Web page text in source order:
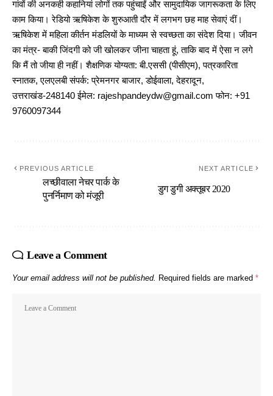
गांवों की अनकही कहानियां लोगों तक पहुंचाईं और सामुदायिक जागरूकता के लिए
काम किया। रेडियो ऋषिकेश के शुरुआती दौर में लगभग छह माह सेवाएं दीं।
ऋषिकेश में महिला कीर्तन मंडलियों के माध्यम से स्वच्छता का संदेश दिया। जीवन
का मंत्र- बाकी जिंदगी को जी खोलकर जीना चाहता हूं, ताकि बाद में ऐसा न लगे
कि मैं तो जीया ही नहीं। शैक्षणिक योग्यता: बी.एससी (पीसीएम), पत्रकारिता
स्नातक, एलएलबी संपर्क: प्रेमनगर बाजार, डोईवाला, देहरादून,
उत्तराखंड-248140 ईमेल: rajeshpandeydw@gmail.com फोन: +91
9760097344
PREVIOUS ARTICLE
लच्छीवाला नेचर पार्क के
पुनर्निमाण को मंजूरी
NEXT ARTICLE
डुग डुगी अक्तूबर 2020
Leave a Comment
Your email address will not be published. Required fields are marked *